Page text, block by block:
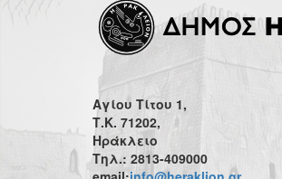
Αγίου Τίτου 1,
Τ.Κ. 71202,
Ηράκλειο
Τηλ.: 2813-409000